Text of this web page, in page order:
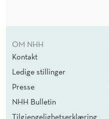
OM NHH
Kontakt
Ledige stillinger
Presse
NHH Bulletin
Tilgjengelighetserklæring